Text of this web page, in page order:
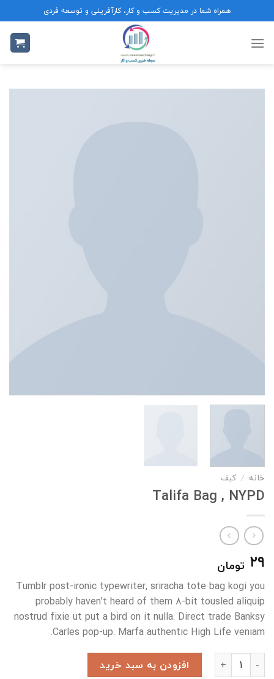
to
content
همراه شما در مدیریت کسب و کار، کارآفرینی و توسعه فردی
خانه / کبف
Talifa Bag , NYPD
۲۹ تومان
Tumblr post-ironic typewriter, sriracha tote bag kogi you
probably haven’t heard of them 8-bit tousled aliquip
nostrud fixie ut put a bird on it nulla. Direct trade Banksy
Carles pop-up. Marfa authentic High Life veniam.
Talifa Bag , NYPD عدد افزودن به سبد خرید